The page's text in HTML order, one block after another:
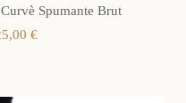
Spumante Brut
€Fascia